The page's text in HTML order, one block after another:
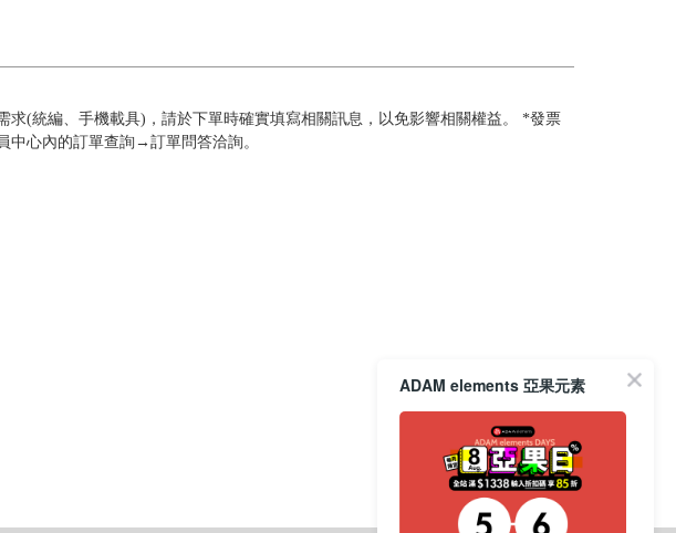
(統編、手機載具)，請於下單時確實填寫相關訊息，以免影響相關權益。 *發票
中心內的訂單查詢→訂單問答洽詢。
ADAM elements 亞果元素